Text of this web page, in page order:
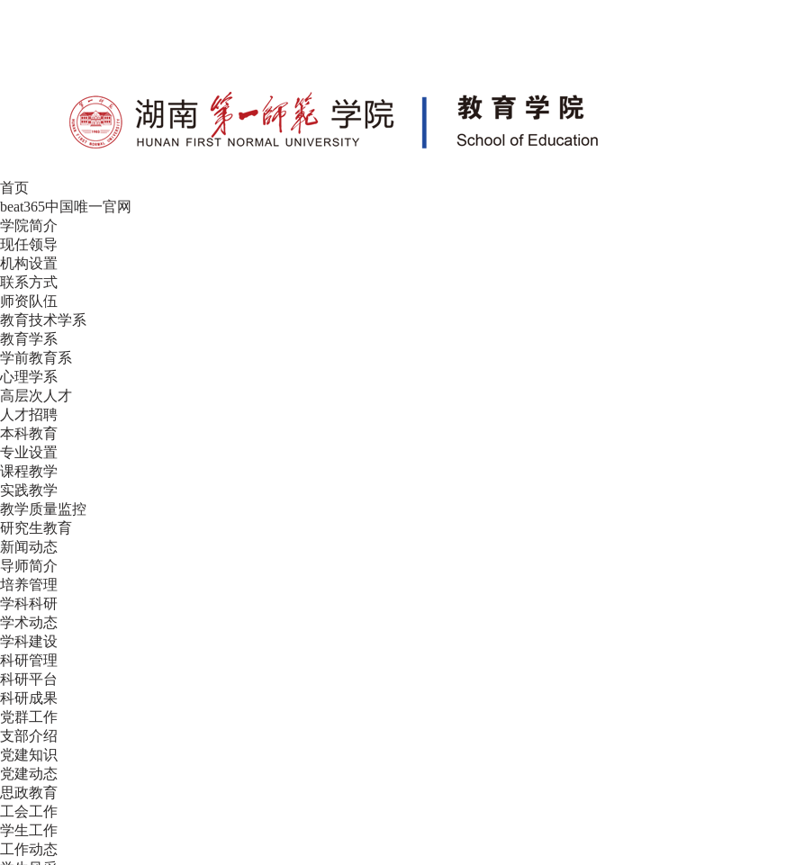
首页
beat365中国唯一官网
学院简介
现任领导
机构设置
联系方式
师资队伍
教育技术学系
教育学系
学前教育系
心理学系
高层次人才
人才招聘
本科教育
专业设置
课程教学
实践教学
教学质量监控
研究生教育
新闻动态
导师简介
培养管理
学科科研
学术动态
学科建设
科研管理
科研平台
科研成果
党群工作
支部介绍
党建知识
党建动态
思政教育
工会工作
学生工作
工作动态